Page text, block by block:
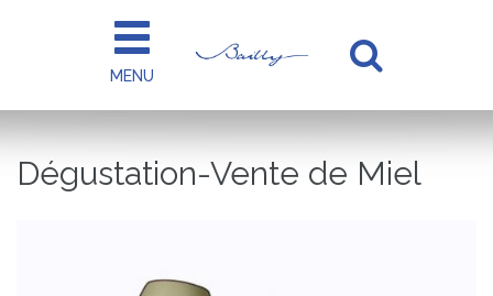
MENU
à
la
Dégustation-Vente de Miel